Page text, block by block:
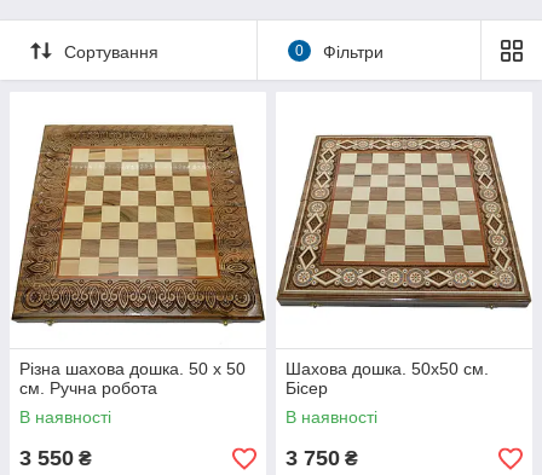
Сортування 0 Фільтри
Різна шахова дошка. 50 х 50
см. Ручна робота
В наявності
3 550 ₴
Шахова дошка. 50х50 см.
Бісер
В наявності
3 750 ₴